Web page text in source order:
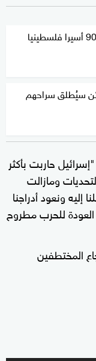
أسماء 3 رهائن سيُطلق سراحهم
حاربت بأكثر
ومازالت
ونعود أدراجنا
للحرب مطروح
المختطفين